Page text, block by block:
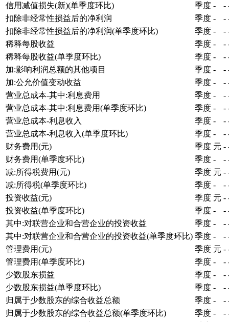
信用减值损失(新)(单季度环比)
季度 - -
扣除非经常性损益后的净利润
季度 - -
扣除非经常性损益后的净利润(单季度环比)
季度 - -
稀释每股收益
季度 - -
稀释每股收益(单季度环比)
季度 - -
加:影响利润总额的其他项目
季度 - -
加:公允价值变动收益
季度 - -
营业总成本-其中:利息费用
季度 - -
营业总成本-其中:利息费用(单季度环比)
季度 - -
营业总成本-利息收入
季度 - -
营业总成本-利息收入(单季度环比)
季度 - -
财务费用(元)
季度 元 -
财务费用(单季度环比)
季度 - -
减:所得税费用(元)
季度 元 -
减:所得税(单季度环比)
季度 - -
投资收益(元)
季度 元 -
投资收益(单季度环比)
季度 - -
其中:对联营企业和合营企业的投资收益
季度 - -
其中:对联营企业和合营企业的投资收益(单季度环比) 季度 - -
管理费用(元)
季度 元 -
管理费用(单季度环比)
季度 - -
少数股东损益
季度 - -
少数股东损益(单季度环比)
季度 - -
归属于少数股东的综合收益总额
季度 - -
归属于少数股东的综合收益总额(单季度环比)
季度 - -